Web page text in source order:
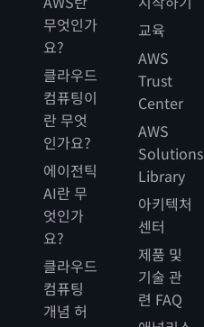
무엇인가
요?
클라우드
컴퓨팅이
란 무엇
인가요?
에이전틱
AI란 무
엇인가
요?
클라우드
컴퓨팅
개념 허
교육
AWS
Trust
Center
AWS
Solutions
Library
아키텍처
센터
제품 및
기술 관
련 FAQ